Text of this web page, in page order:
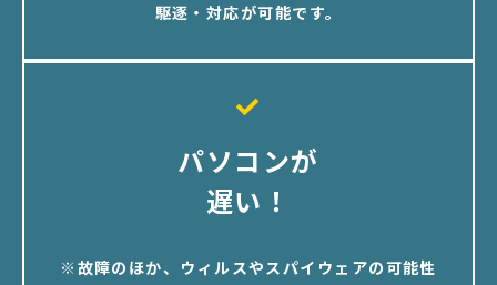
駆逐・対応が可能です。
パソコンが
遅い！
※故障のほか、ウィルスやスパイウェアの可能性